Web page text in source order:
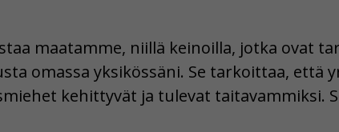
maatamme, niillä keinoilla, jotka ovat
omassa yksikössäni. Se tarkoittaa, että
kehittyvät ja tulevat taitavammiksi.